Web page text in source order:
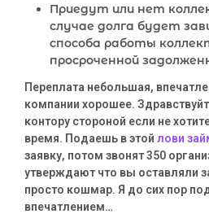
Приедут или нет
случае долга будет
способа работы
просроченной
Переплата небольшая,
компании хорошее.
контору стороной если не
время. Подаешь в этой лови
заявку, потом звонят 350
утверждают что вы оставляли
просто кошмар. Я до сих пор
впечатлением…